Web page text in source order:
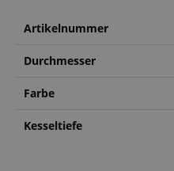
Artikelnummer
Durchmesser
Farbe
Kesseltiefe